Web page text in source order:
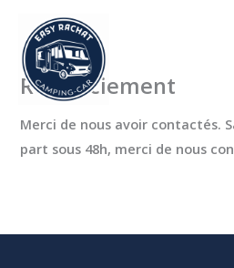
contenu
Remerciement
Merci de nous avoir contactés.
part sous 48h, merci de nous